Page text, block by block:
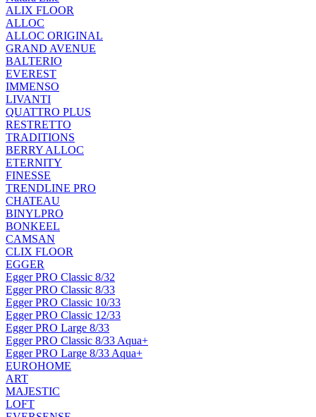
ALIX FLOOR
ALLOC
ALLOC ORIGINAL
GRAND AVENUE
BALTERIO
EVEREST
IMMENSO
LIVANTI
QUATTRO PLUS
RESTRETTO
TRADITIONS
BERRY ALLOC
ETERNITY
FINESSE
TRENDLINE PRO
CHATEAU
BINYLPRO
BONKEEL
CAMSAN
CLIX FLOOR
EGGER
Egger PRO Classic 8/32
Egger PRO Classic 8/33
Egger PRO Classic 10/33
Egger PRO Classic 12/33
Egger PRO Large 8/33
Egger PRO Classic 8/33 Aqua+
Egger PRO Large 8/33 Aqua+
EUROHOME
ART
MAJESTIC
LOFT